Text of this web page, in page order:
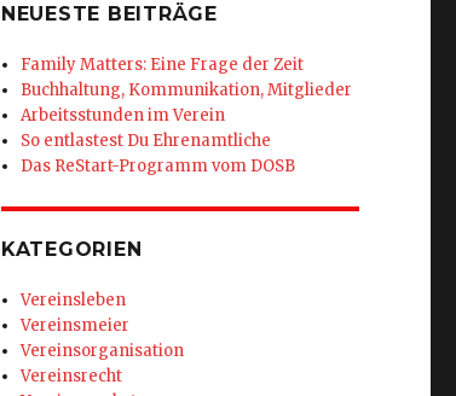
NEUESTE BEITRÄGE
Family Matters: Eine Frage der Zeit
Buchhaltung, Kommunikation, Mitglieder
Arbeitsstunden im Verein
So entlastest Du Ehrenamtliche
Das ReStart-Programm vom DOSB
KATEGORIEN
Vereinsleben
Vereinsmeier
Vereinsorganisation
Vereinsrecht